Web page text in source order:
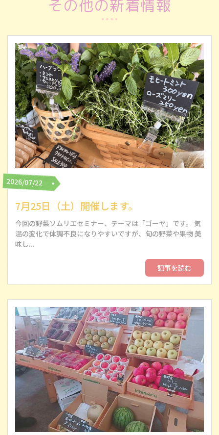
その他の新着情報
2026/07/22
7月25日（土）開催します。
今回の野菜ソムリエセミナー、テーマは「ゴーヤ」です。 気
温の変化で体調不良になりやすいですが、旬の野菜や果物 美
味し...
記事を読む